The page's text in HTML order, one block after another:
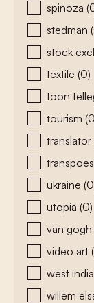
spinoza
stedman
stock
textile (0)
toon
tourism
translator
ukraine
utopia (0)
van
video art
west
willem